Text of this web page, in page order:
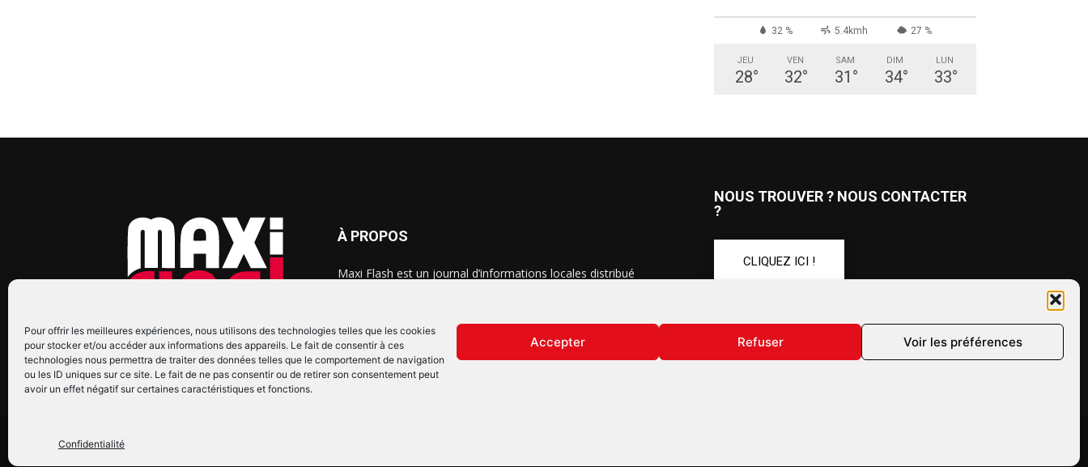
Pour offrir les meilleures expériences, nous utilisons des technologies telles que les cookies
pour stocker et/ou accéder aux informations des appareils. Le fait de consentir à ces
technologies nous permettra de traiter des données telles que le comportement de navigation
ou les ID uniques sur ce site. Le fait de ne pas consentir ou de retirer son consentement peut
avoir un effet négatif sur certaines caractéristiques et fonctions.
Accepter Refuser Voir les préférences
Confidentialité
32 % 5.4kmh 27 %
JEU
28°
VEN
32°
SAM
31 °
DIM
34°
LUN
33°
À PROPOS
Maxi Flash est un journal d’informations locales distribué
2022, et à Colmar, Vignoble et Plaine depuis 2023.
NOUS TROUVER ? NOUS CONTACTER
?
CLIQUEZ ICI !